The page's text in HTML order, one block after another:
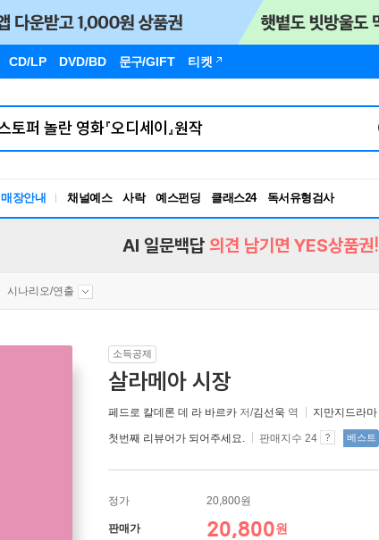
CD/LP DVD/BD 문구/GIFT 티켓
매장안내 채널예스 사락 예스펀딩 클래스24
독서유형검사
RBTI Lab
AI 일문백답 의견 남기면 YES상품권!
시나리오/연출
소득공제
살라메아 시장
페드로 칼데론 데 라 바르카 저/김선욱 역 지만지드라마
첫번째 리뷰어가 되어주세요. 판매지수 24 베스트
정가 20,800원
판매가 20,800원